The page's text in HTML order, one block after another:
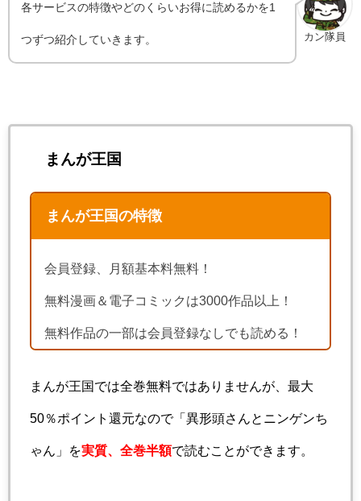
カン隊員
各サービスの特徴やどのくらいお得に読めるかを1
つずつ紹介していきます。
まんが王国
まんが王国の特徴
会員登録、月額基本料無料！
無料漫画＆電子コミックは3000作品以上！
無料作品の一部は会員登録なしでも読める！
まんが王国では全巻無料ではありませんが、最大
50％ポイント還元なので「異形頭さんとニンゲンち
ゃん」を実質、全巻半額で読むことができます。